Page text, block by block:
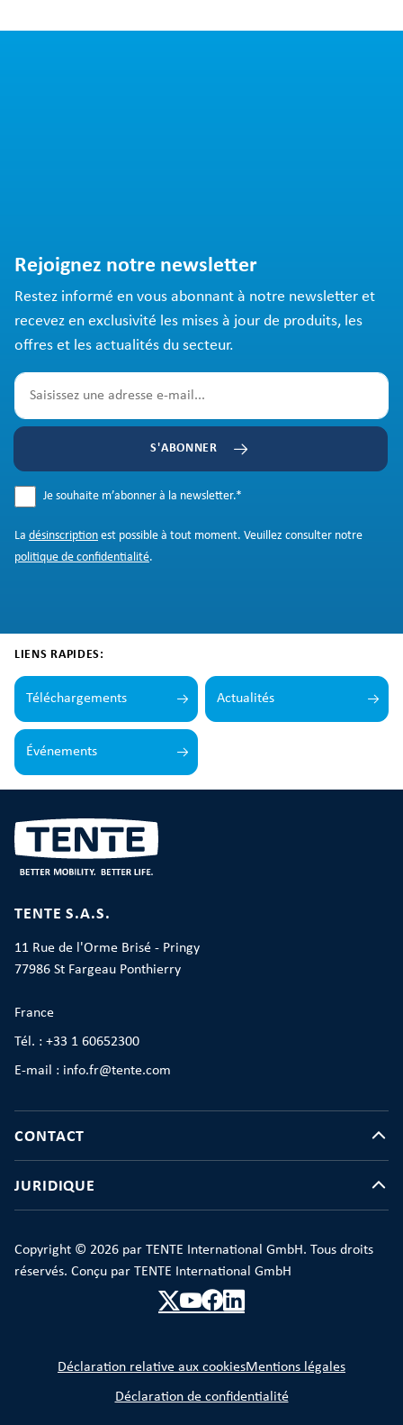
Rejoignez notre newsletter
Restez informé en vous abonnant à notre newsletter et
recevez en exclusivité les mises à jour de produits, les
offres et les actualités du secteur.
S'ABONNER
Je souhaite m’abonner à la newsletter.*
La désinscription est possible à tout moment. Veuillez consulter notre
politique de confidentialité.
LIENS RAPIDES:
Téléchargements Actualités
Événements
TENTE S.A.S.
11 Rue de l'Orme Brisé - Pringy
77986 St Fargeau Ponthierry
France
Tél. : +33 1 60652300
E-mail : info.fr@tente.com
CONTACT
JURIDIQUE
Copyright © 2026 par TENTE International GmbH. Tous droits
réservés. Conçu par TENTE International GmbH
Déclaration relative aux cookiesMentions légales
Déclaration de confidentialité